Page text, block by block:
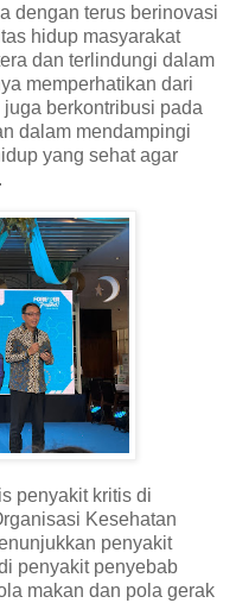
dengan terus berinovasi
hidup masyarakat
dan terlindungi dalam
memperhatikan dari
berkontribusi pada
dalam mendampingi
yang sehat agar
penyakit kritis di
Kesehatan
penyakit
penyakit penyebab
makan dan pola gerak